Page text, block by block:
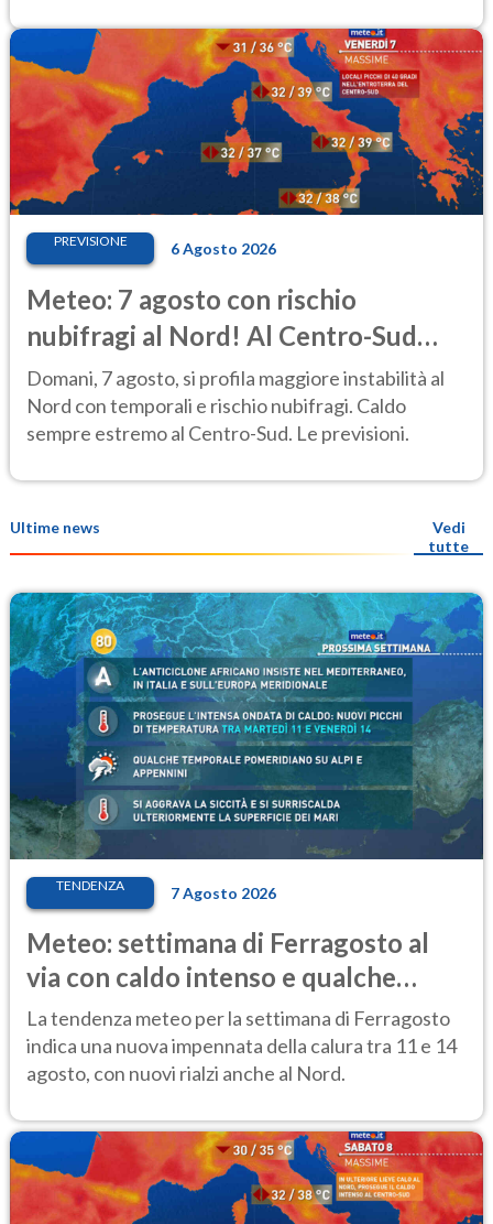
PREVISIONE 6 Agosto 2026
Meteo: 7 agosto con rischio
nubifragi al Nord! Al Centro-Sud
caldo estremo
Domani, 7 agosto, si profila maggiore instabilità al
Nord con temporali e rischio nubifragi. Caldo
sempre estremo al Centro-Sud. Le previsioni.
Ultime news
Vedi
tutte
TENDENZA 7 Agosto 2026
Meteo: settimana di Ferragosto al
via con caldo intenso e qualche
temporale
La tendenza meteo per la settimana di Ferragosto
indica una nuova impennata della calura tra 11 e 14
agosto, con nuovi rialzi anche al Nord.